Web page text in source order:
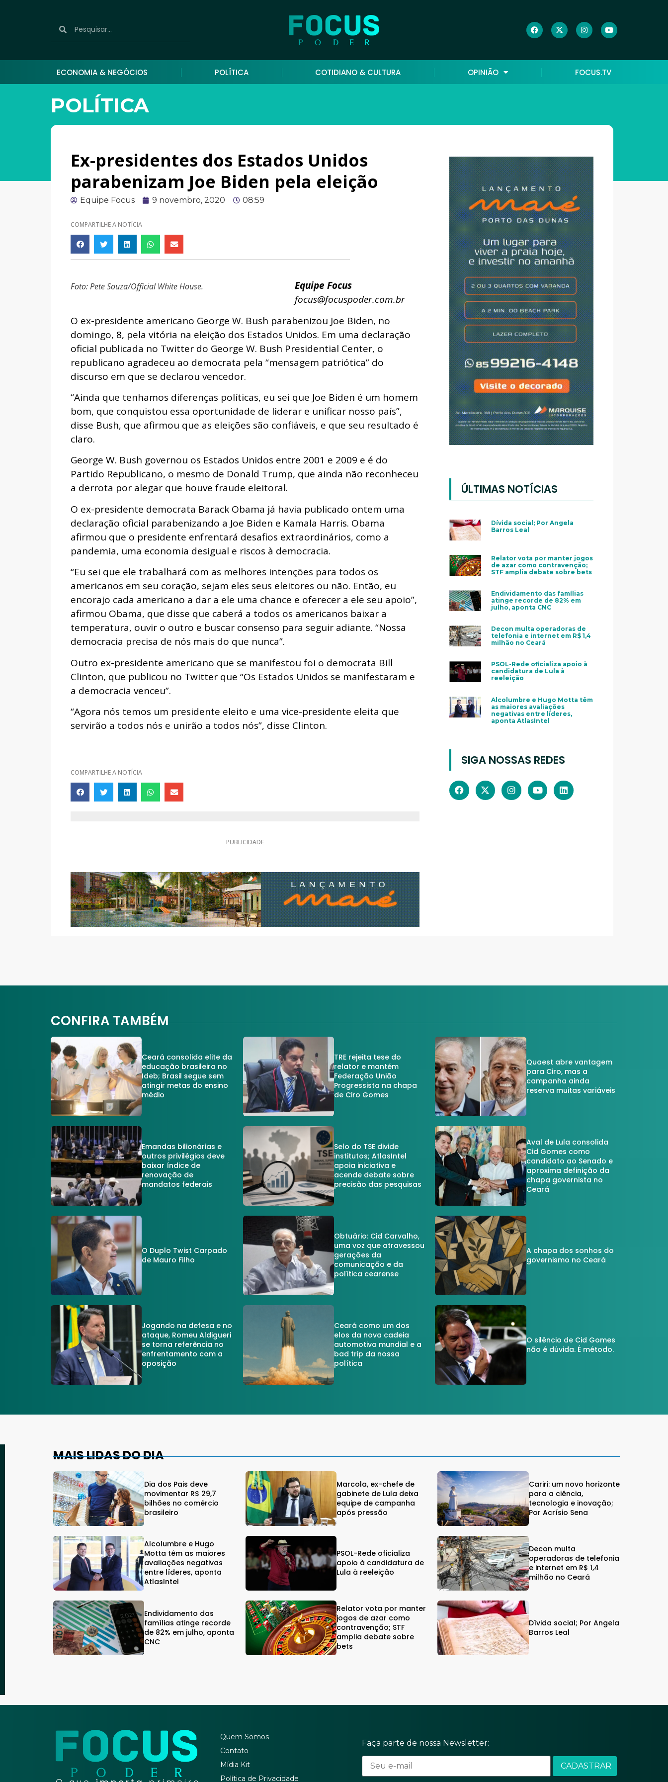
ECONOMIA & NEGÓCIOS POLÍTICA COTIDIANO & CULTURA OPINIÃO FOCUS.TV
POLÍTICA
Ex-presidentes dos Estados Unidos
parabenizam Joe Biden pela eleição
Equipe Focus 9 novembro, 2020 08:59
COMPARTILHE A NOTÍCIA
Foto: Pete Souza/Official White House.
Equipe Focus
focus@focuspoder.com.br
O ex-presidente americano George W. Bush parabenizou Joe Biden, no
domingo, 8, pela vitória na eleição dos Estados Unidos. Em uma declaração
oficial publicada no Twitter do George W. Bush Presidential Center, o
republicano agradeceu ao democrata pela “mensagem patriótica” do
discurso em que se declarou vencedor.
“Ainda que tenhamos diferenças políticas, eu sei que Joe Biden é um homem
bom, que conquistou essa oportunidade de liderar e unificar nosso país”,
disse Bush, que afirmou que as eleições são confiáveis, e que seu resultado é
claro.
George W. Bush governou os Estados Unidos entre 2001 e 2009 e é do
Partido Republicano, o mesmo de Donald Trump, que ainda não reconheceu
a derrota por alegar que houve fraude eleitoral.
O ex-presidente democrata Barack Obama já havia publicado ontem uma
declaração oficial parabenizando a Joe Biden e Kamala Harris. Obama
afirmou que o presidente enfrentará desafios extraordinários, como a
pandemia, uma economia desigual e riscos à democracia.
“Eu sei que ele trabalhará com as melhores intenções para todos os
americanos em seu coração, sejam eles seus eleitores ou não. Então, eu
encorajo cada americano a dar a ele uma chance e oferecer a ele seu apoio”,
afirmou Obama, que disse que caberá a todos os americanos baixar a
temperatura, ouvir o outro e buscar consenso para seguir adiante. “Nossa
democracia precisa de nós mais do que nunca”.
Outro ex-presidente americano que se manifestou foi o democrata Bill
Clinton, que publicou no Twitter que “Os Estados Unidos se manifestaram e
a democracia venceu”.
“Agora nós temos um presidente eleito e uma vice-presidente eleita que
servirão a todos nós e unirão a todos nós”, disse Clinton.
COMPARTILHE A NOTÍCIA
PUBLICIDADE
ÚLTIMAS NOTÍCIAS
Dívida social; Por Angela
Barros Leal
Relator vota por manter jogos
de azar como contravenção;
STF amplia debate sobre bets
Endividamento das famílias
atinge recorde de 82% em
julho, aponta CNC
Decon multa operadoras de
telefonia e internet em R$ 1,4
milhão no Ceará
PSOL-Rede oficializa apoio à
candidatura de Lula à
reeleição
Alcolumbre e Hugo Motta têm
as maiores avaliações
negativas entre líderes,
aponta AtlasIntel
SIGA NOSSAS REDES
CONFIRA TAMBÉM
Ceará consolida elite da
educação brasileira no
Ideb; Brasil segue sem
atingir metas do ensino
médio
TRE rejeita tese do
relator e mantém
Federação União
Progressista na chapa
de Ciro Gomes
Quaest abre vantagem
para Ciro, mas a
campanha ainda
reserva muitas variáveis
Emandas bilionárias e
outros privilégios deve
baixar índice de
renovação de
mandatos federais
Selo do TSE divide
institutos; AtlasIntel
apoia iniciativa e
acende debate sobre
precisão das pesquisas
Aval de Lula consolida
Cid Gomes como
candidato ao Senado e
aproxima definição da
chapa governista no
Ceará
O Duplo Twist Carpado
de Mauro Filho
Obtuário: Cid Carvalho,
uma voz que atravessou
gerações da
comunicação e da
política cearense
A chapa dos sonhos do
governismo no Ceará
Jogando na defesa e no
ataque, Romeu Aldigueri
se torna referência no
enfrentamento com a
oposição
Ceará como um dos
elos da nova cadeia
automotiva mundial e a
bad trip da nossa
política
O silêncio de Cid Gomes
não é dúvida. É método.
MAIS LIDAS DO DIA
Dia dos Pais deve
movimentar R$ 29,7
bilhões no comércio
brasileiro
Marcola, ex-chefe de
gabinete de Lula deixa
equipe de campanha
após pressão
Cariri: um novo horizonte
para a ciência,
tecnologia e inovação;
Por Acrísio Sena
Alcolumbre e Hugo
Motta têm as maiores
avaliações negativas
entre líderes, aponta
AtlasIntel
PSOL-Rede oficializa
apoio à candidatura de
Lula à reeleição
Decon multa
operadoras de telefonia
e internet em R$ 1,4
milhão no Ceará
Endividamento das
famílias atinge recorde
de 82% em julho, aponta
CNC
Relator vota por manter
jogos de azar como
contravenção; STF
amplia debate sobre
bets
Dívida social; Por Angela
Barros Leal
Quem Somos
Contato
Mídia Kit
Política de Privacidade
Faça parte de nossa Newsletter: